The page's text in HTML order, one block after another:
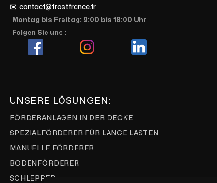
✉ contact@frostfrance.fr
Montag bis Freitag: 9:00 bis 18:00 Uhr
Folgen Sie uns :
UNSERE LÖSUNGEN:
FÖRDERANLAGEN IN DER DECKE
SPEZIALFÖRDERER FÜR LANGE LASTEN
MANUELLE FÖRDERER
BODENFÖRDERER
SCHLEPPER